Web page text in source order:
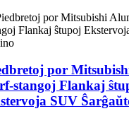
por
stangoj Flankaj
SUV